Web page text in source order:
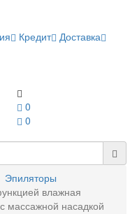
Кредит Доставка
0
0
Эпиляторы
влажная
массажной насадкой